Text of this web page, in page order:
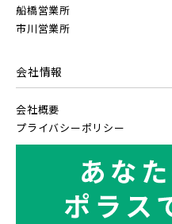
船橋営業所
市川営業所
会社情報
会社概要
プライバシーポリシー